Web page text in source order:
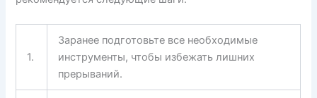
1.
Заранее подготовьте все необходимые
инструменты, чтобы избежать лишних
прерываний.